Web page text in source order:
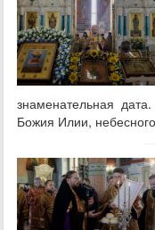
знаменательная
Божия Илии,